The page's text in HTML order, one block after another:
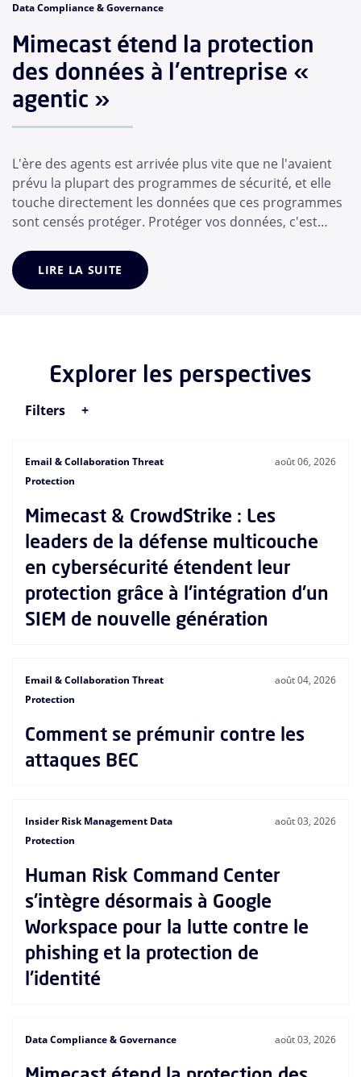
Data Compliance & Governance
Mimecast étend la protection
des données à l'entreprise «
agentic »
L'ère des agents est arrivée plus vite que ne l'avaient
prévu la plupart des programmes de sécurité, et elle
touche directement les données que ces programmes
sont censés protéger. Protéger vos données, c'est
collaborateurs comptent, et pas seulement les
collaborateurs eux-mêmes. En l’espace de quelques
LIRE LA SUITE
Explorer les perspectives
Filters
Email & Collaboration Threat
Protection
août 06, 2026
Mimecast & CrowdStrike : Les
leaders de la défense multicouche
en cybersécurité étendent leur
protection grâce à l'intégration d'un
SIEM de nouvelle génération
Email & Collaboration Threat
Protection
août 04, 2026
Comment se prémunir contre les
attaques BEC
Insider Risk Management Data
Protection
août 03, 2026
Human Risk Command Center
s'intègre désormais à Google
Workspace pour la lutte contre le
phishing et la protection de
l'identité
Data Compliance & Governance août 03, 2026